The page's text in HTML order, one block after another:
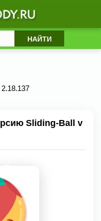
Sliding-Ball v